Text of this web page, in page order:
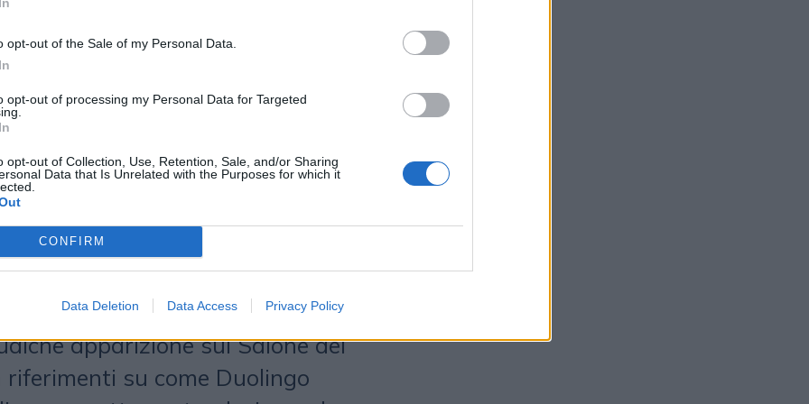
opt-out of the Sale of my Personal Data.
opt-out of processing my Personal Data for Targeted
opt-out of Collection, Use, Retention, Sale, and/or Sharing
Data that Is Unrelated with the Purposes for which it
CONFIRM
Data Deletion Data Access Privacy Policy
è concepita infatti come nelle
Oltre alla gratuità dell’app è
la differenza che
rispetto agli altri suoi competitor.
l’apprendimento di nuove
la musica e gli
a lezioni brevi ideate per
social lanciati ad aprile ci sono
il divertimento con l’istruzione,
della metropolitana e di
apparizione sul Salone del
riferimenti su come Duolingo